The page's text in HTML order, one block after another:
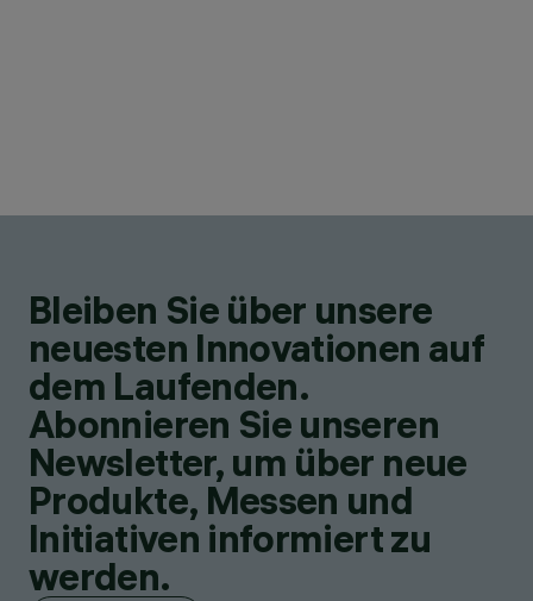
Bleiben Sie über unsere
neuesten Innovationen auf
dem Laufenden.
Abonnieren Sie unseren
Newsletter, um über neue
Produkte, Messen und
Initiativen informiert zu
werden.